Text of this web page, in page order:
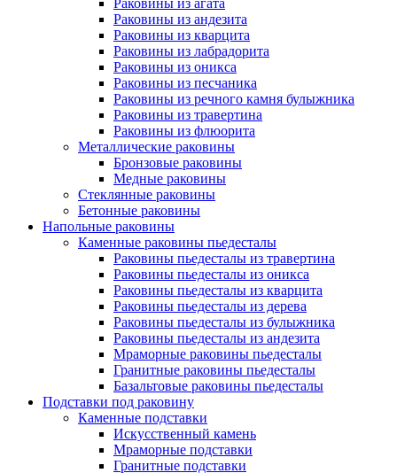
Раковины из агата
Раковины из андезита
Раковины из кварцита
Раковины из лабрадорита
Раковины из оникса
Раковины из песчаника
Раковины из речного камня булыжника
Раковины из травертина
Раковины из флюорита
Металлические раковины
Бронзовые раковины
Медные раковины
Стеклянные раковины
Бетонные раковины
Напольные раковины
Каменные раковины пьедесталы
Раковины пьедесталы из травертина
Раковины пьедесталы из оникса
Раковины пьедесталы из кварцита
Раковины пьедесталы из дерева
Раковины пьедесталы из булыжника
Раковины пьедесталы из андезита
Мраморные раковины пьедесталы
Гранитные раковины пьедесталы
Базальтовые раковины пьедесталы
Подставки под раковину
Каменные подставки
Искусственный камень
Мраморные подставки
Гранитные подставки